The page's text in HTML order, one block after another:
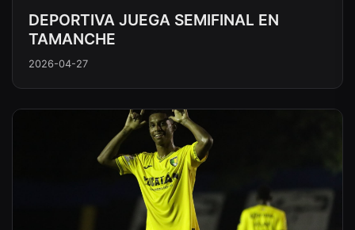
DEPORTIVA JUEGA SEMIFINAL EN
TAMANCHE
2026-04-27